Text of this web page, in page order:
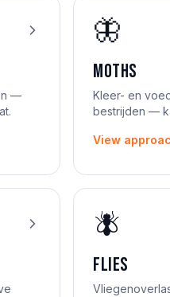
—
🦋
Moths
Kleer- en
bestrijden —
View
🪰
Flies